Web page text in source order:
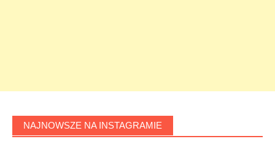
NAJNOWSZE NA INSTAGRAMIE